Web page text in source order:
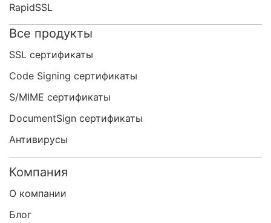
RapidSSL
Все продукты
SSL сертификаты
Code Signing сертификаты
S/MIME сертификаты
DocumentSign сертификаты
Антивирусы
Компания
О компании
Блог